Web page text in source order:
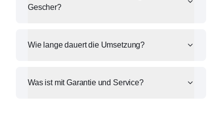
Gescher?
Wie lange dauert die Umsetzung?
Was ist mit Garantie und Service?